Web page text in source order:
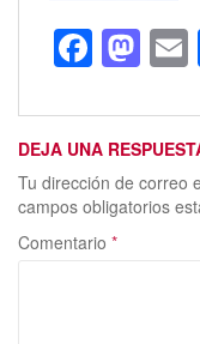
F
e
b
o
o
M
to
d
o
l
DEJA UNA
Tu dirección de correo
campos obligatorios
Comentario *